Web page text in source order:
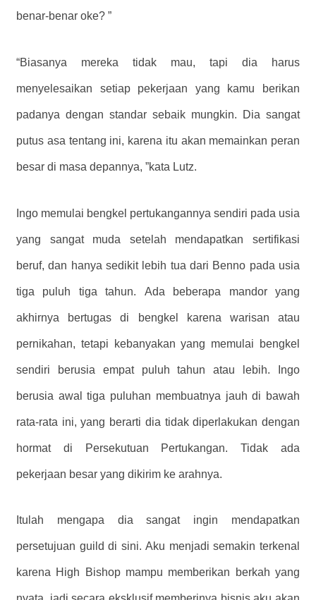
benar-benar oke? ”
“Biasanya mereka tidak mau, tapi dia harus
menyelesaikan setiap pekerjaan yang kamu berikan
padanya dengan standar sebaik mungkin. Dia sangat
putus asa tentang ini, karena itu akan memainkan peran
besar di masa depannya, ”kata Lutz.
Ingo memulai bengkel pertukangannya sendiri pada usia
yang sangat muda setelah mendapatkan sertifikasi
beruf, dan hanya sedikit lebih tua dari Benno pada usia
tiga puluh tiga tahun. Ada beberapa mandor yang
akhirnya bertugas di bengkel karena warisan atau
pernikahan, tetapi kebanyakan yang memulai bengkel
sendiri berusia empat puluh tahun atau lebih. Ingo
berusia awal tiga puluhan membuatnya jauh di bawah
rata-rata ini, yang berarti dia tidak diperlakukan dengan
hormat di Persekutuan Pertukangan. Tidak ada
pekerjaan besar yang dikirim ke arahnya.
Itulah mengapa dia sangat ingin mendapatkan
persetujuan guild di sini. Aku menjadi semakin terkenal
karena High Bishop mampu memberikan berkah yang